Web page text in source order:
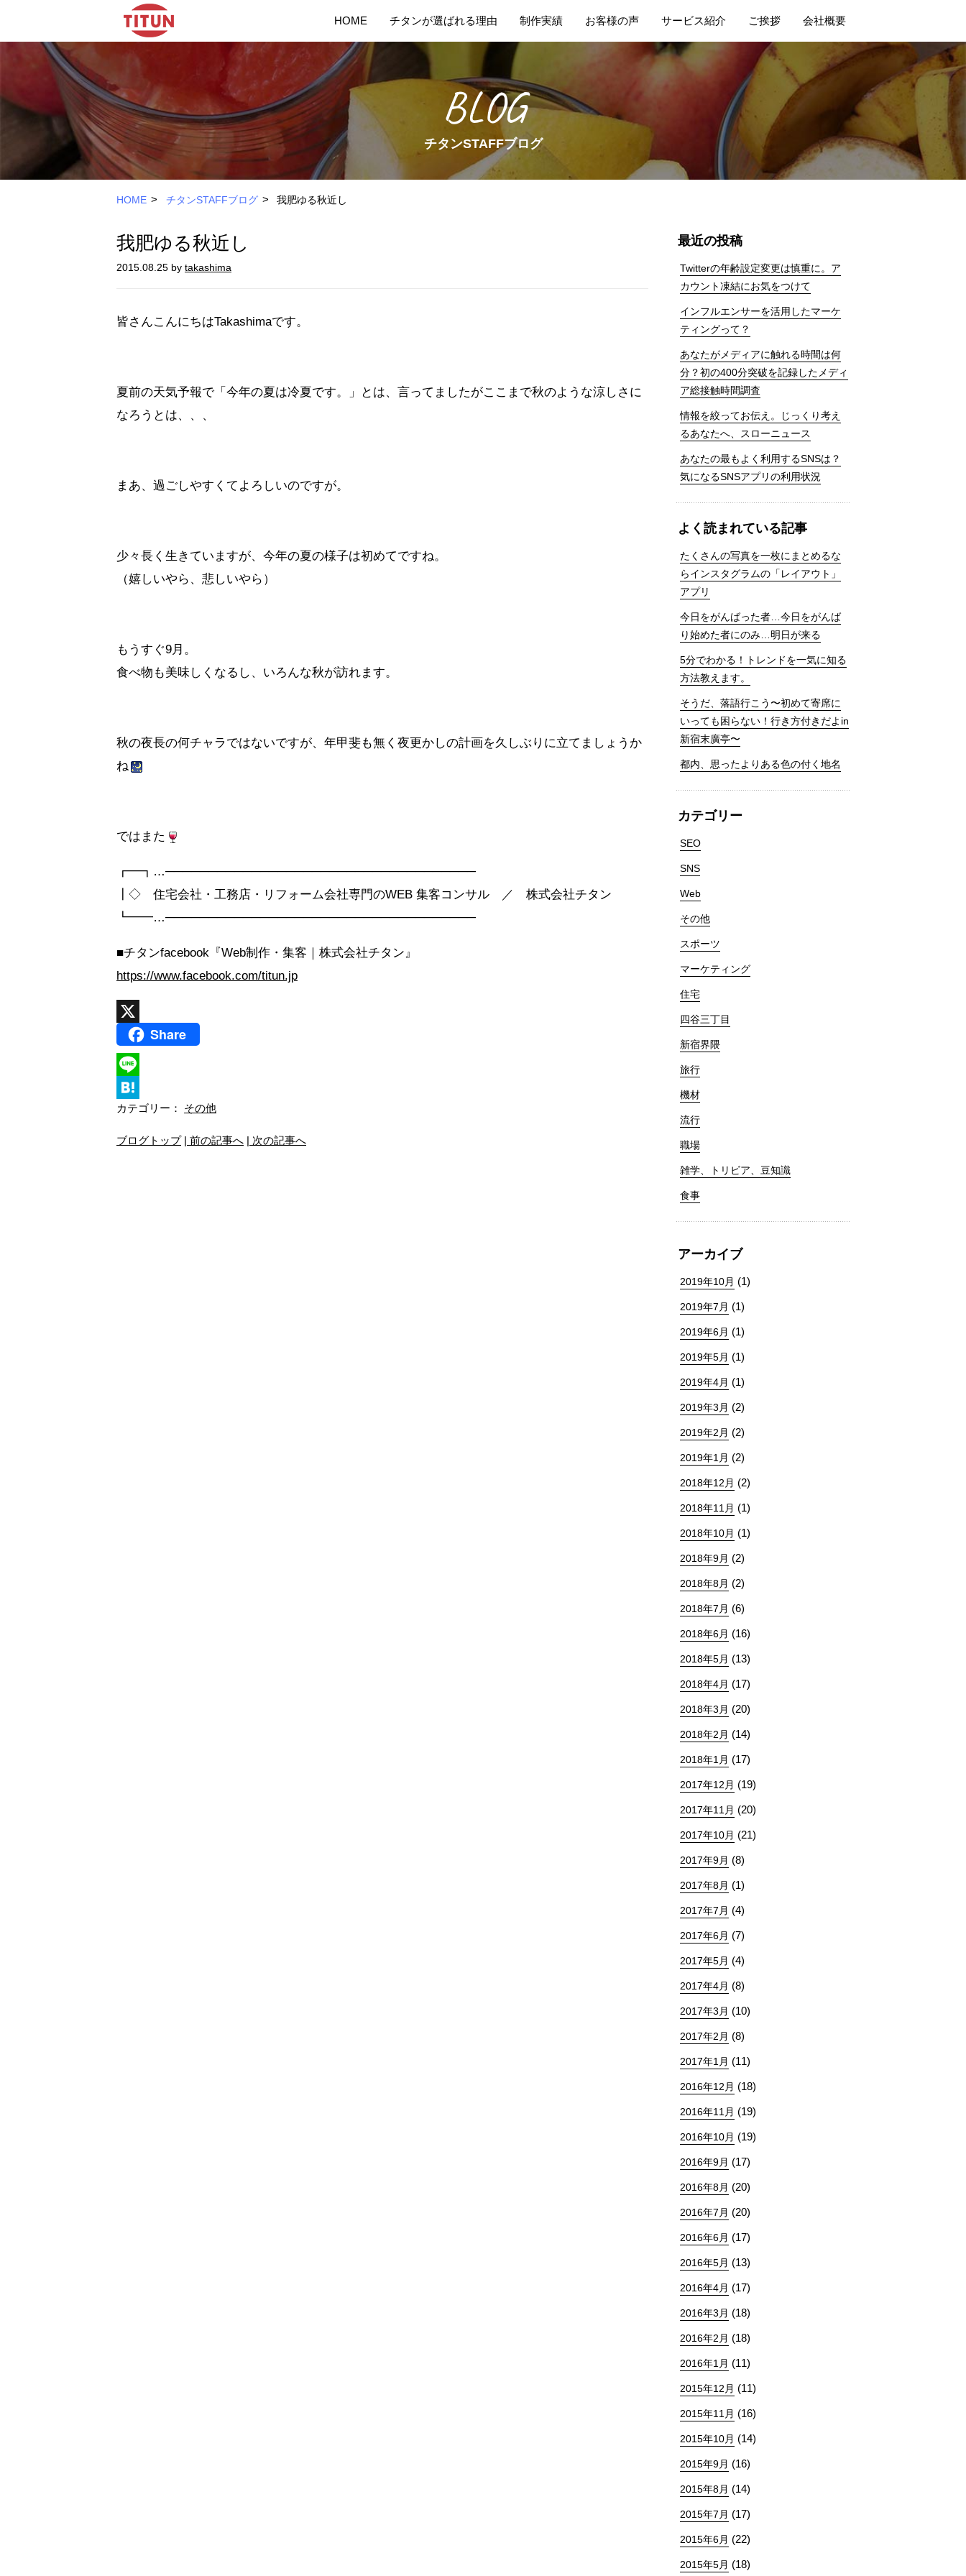
HOME チタンが選ばれる理由 制作実績 お客様の声 サービス紹介 ご挨拶 会社概要
BLOG
チタンSTAFFブログ
HOME > チタンSTAFFブログ > 我肥ゆる秋近し
我肥ゆる秋近し
2015.08.25 by takashima
皆さんこんにちはTakashimaです。
夏前の天気予報で「今年の夏は冷夏です。」とは、言ってましたがここまで秋のような涼しさに
なろうとは、、、
まあ、過ごしやすくてよろしいのですが。
少々長く生きていますが、今年の夏の様子は初めてですね。
（嬉しいやら、悲しいやら）
もうすぐ9月。
食べ物も美味しくなるし、いろんな秋が訪れます。
秋の夜長の何チャラではないですが、年甲斐も無く夜更かしの計画を久しぶりに立てましょうか
ね
ではまた
┏━┓…────────────────────────────────────
┃◇ 住宅会社・工務店・リフォーム会社専門のWEB 集客コンサル ／ 株式会社チタン
┗━━…────────────────────────────────────
■チタンfacebook『Web制作・集客｜株式会社チタン』
https://www.facebook.com/titun.jp
Share
L
iH
カテゴリー： その他
ブログトップ | 前の記事へ | 次の記事へ
最近の投稿
Twitterの年齢設定変更は慎重に。ア
カウント凍結にお気をつけて
インフルエンサーを活用したマーケ
ティングって？
あなたがメディアに触れる時間は何
分？初の400分突破を記録したメディ
ア総接触時間調査
情報を絞ってお伝え。じっくり考え
るあなたへ、スローニュース
あなたの最もよく利用するSNSは？
気になるSNSアプリの利用状況
よく読まれている記事
たくさんの写真を一枚にまとめるな
らインスタグラムの「レイアウト」
アプリ
今日をがんばった者…今日をがんば
り始めた者にのみ…明日が来る
5分でわかる！トレンドを一気に知る
方法教えます。
そうだ、落語行こう〜初めて寄席に
いっても困らない！行き方付きだよin
新宿末廣亭〜
都内、思ったよりある色の付く地名
カテゴリー
SEO
SNS
Web
その他
スポーツ
マーケティング
住宅
四谷三丁目
新宿界隈
旅行
機材
流行
職場
雑学、トリビア、豆知識
食事
アーカイブ
2019年10月 (1)
2019年7月 (1)
2019年6月 (1)
2019年5月 (1)
2019年4月 (1)
2019年3月 (2)
2019年2月 (2)
2019年1月 (2)
2018年12月 (2)
2018年11月 (1)
2018年10月 (1)
2018年9月 (2)
2018年8月 (2)
2018年7月 (6)
2018年6月 (16)
2018年5月 (13)
2018年4月 (17)
2018年3月 (20)
2018年2月 (14)
2018年1月 (17)
2017年12月 (19)
2017年11月 (20)
2017年10月 (21)
2017年9月 (8)
2017年8月 (1)
2017年7月 (4)
2017年6月 (7)
2017年5月 (4)
2017年4月 (8)
2017年3月 (10)
2017年2月 (8)
2017年1月 (11)
2016年12月 (18)
2016年11月 (19)
2016年10月 (19)
2016年9月 (17)
2016年8月 (20)
2016年7月 (20)
2016年6月 (17)
2016年5月 (13)
2016年4月 (17)
2016年3月 (18)
2016年2月 (18)
2016年1月 (11)
2015年12月 (11)
2015年11月 (16)
2015年10月 (14)
2015年9月 (16)
2015年8月 (14)
2015年7月 (17)
2015年6月 (22)
2015年5月 (18)